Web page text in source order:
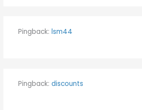
Pingback: lsm44
Pingback: discounts